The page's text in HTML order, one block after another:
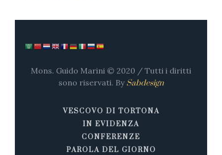
Mons. Guido Marini © 2020 / Tutti i diritti
sono riservati. By Sabdesign
VESCOVO DI TORTONA
IN EVIDENZA
CONFERENZE
PAROLA DEL GIORNO